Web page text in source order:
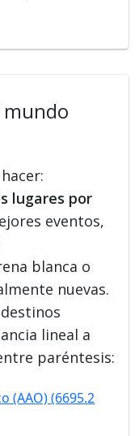
mundo
lugares por
eventos,
blanca o
nuevas.
lineal a
paréntesis:
(AAO) (6695.2